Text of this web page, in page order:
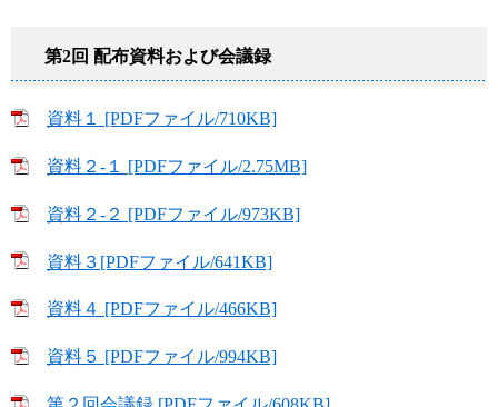
第2回 配布資料および会議録
資料１ [PDFファイル/710KB]
資料２-１ [PDFファイル/2.75MB]
資料２-２ [PDFファイル/973KB]
資料３[PDFファイル/641KB]
資料４ [PDFファイル/466KB]
資料５ [PDFファイル/994KB]